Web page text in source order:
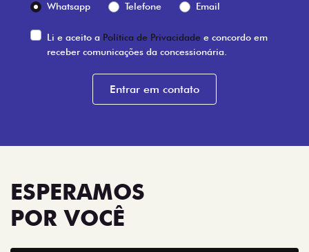
Whatsapp
Telefone Email
Li e aceito a Política de Privacidade e concordo em
receber comunicações da concessionária.
Entrar em contato
ESPERAMOS
POR VOCÊ